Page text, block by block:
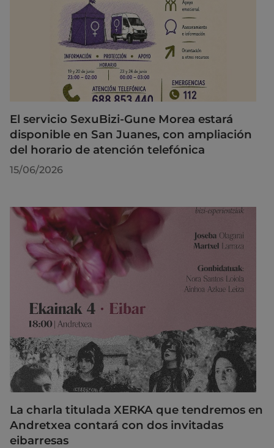
El servicio SexuBizi-Gune Morea estará
disponible en San Juanes, con ampliación
del horario de atención telefónica
15/06/2026
La charla titulada XERKA que tendremos en
Andretxea contará con dos invitadas
eibarresas